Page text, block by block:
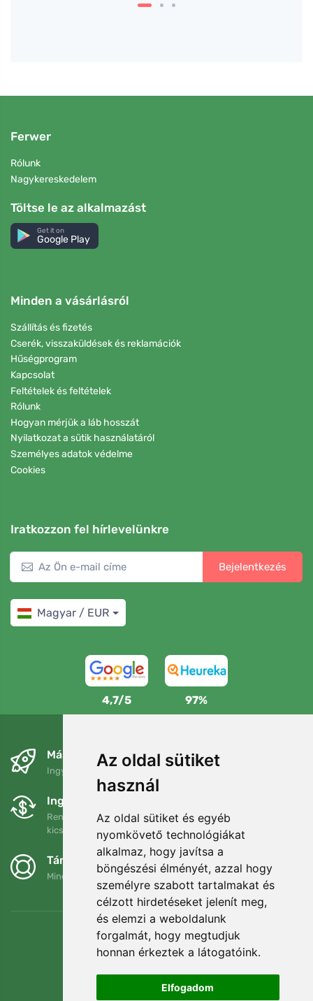
Az oldal sütiket
használ
Az oldal sütiket és egyéb
nyomkövető technológiákat
alkalmaz, hogy javítsa a
böngészési élményét, azzal hogy
személyre szabott tartalmakat és
célzott hirdetéseket jelenít meg,
és elemzi a weboldalunk
forgalmát, hogy megtudjuk
honnan érkeztek a látogatóink.
Elfogadom
Ferwer
Rólunk
Nagykereskedelem
Töltse le az alkalmazást
Get it on
Google Play
Minden a vásárlásról
Szállítás és fizetés
Cserék, visszaküldések és reklamációk
Hűségprogram
Kapcsolat
Feltételek és feltételek
Rólunk
Hogyan mérjük a láb hosszát
Nyilatkozat a sütik használatáról
Személyes adatok védelme
Cookies
Iratkozzon fel hírlevelünkre
Bejelentkezés
Magyar / EUR
4,7/5 97%
Másnapra és ingyenesen
Ingyenes szállítás a következő összeg felett: 80 EUR
Ingyenes csere és visszaküldés
Rendelését 90 napon belül bármikor visszaküldheti vagy
kicserélheti.
Támogatjuk a Trees.org-ot
Minden megrendelésért ültetünk egy fát! BővebbenRólunk